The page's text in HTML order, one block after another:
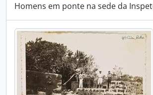
Homens em ponte na sede da